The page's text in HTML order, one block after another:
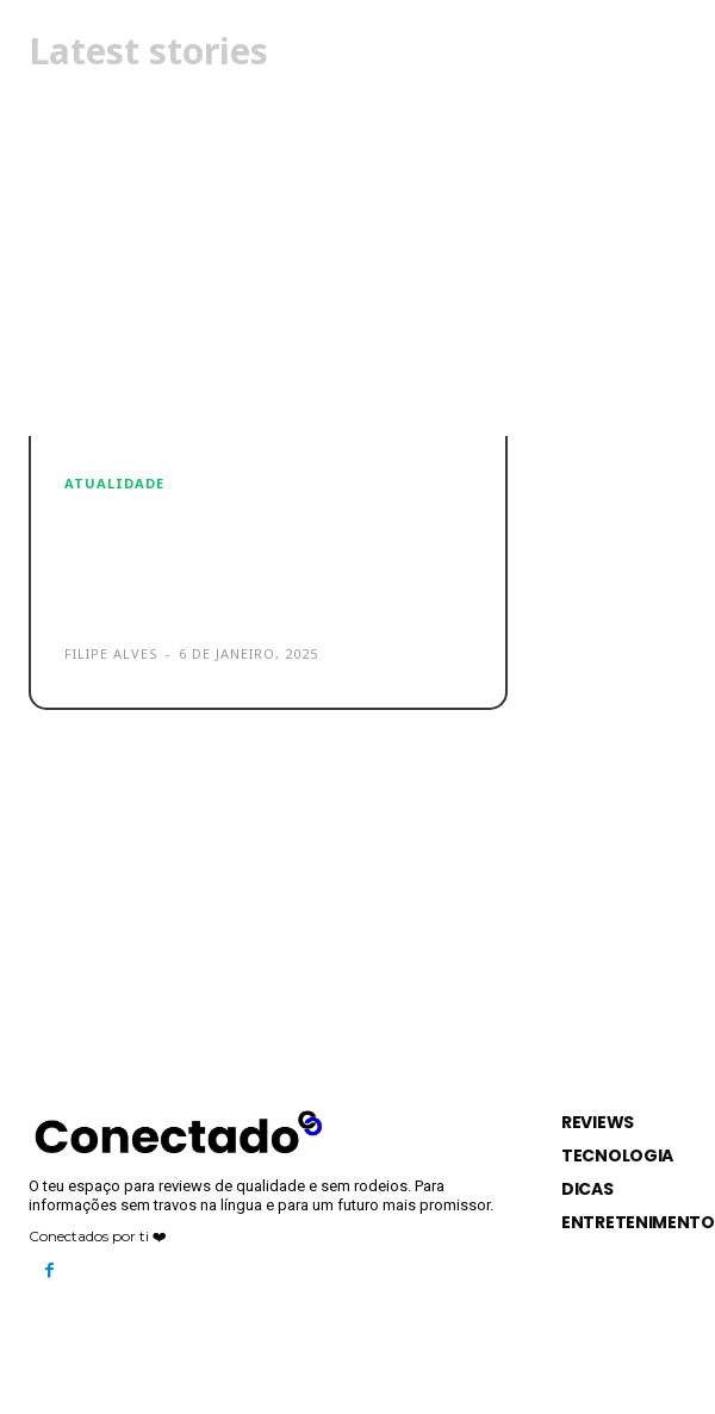
Latest stories
ATUALIDADE
FILIPE ALVES - 6 DE JANEIRO, 2025
O teu espaço para reviews de qualidade e sem rodeios. Para
informações sem travos na língua e para um futuro mais promissor.
Conectados por ti ❤️
REVIEWS
TECNOLOGIA
DICAS
ENTRETENIMENTO